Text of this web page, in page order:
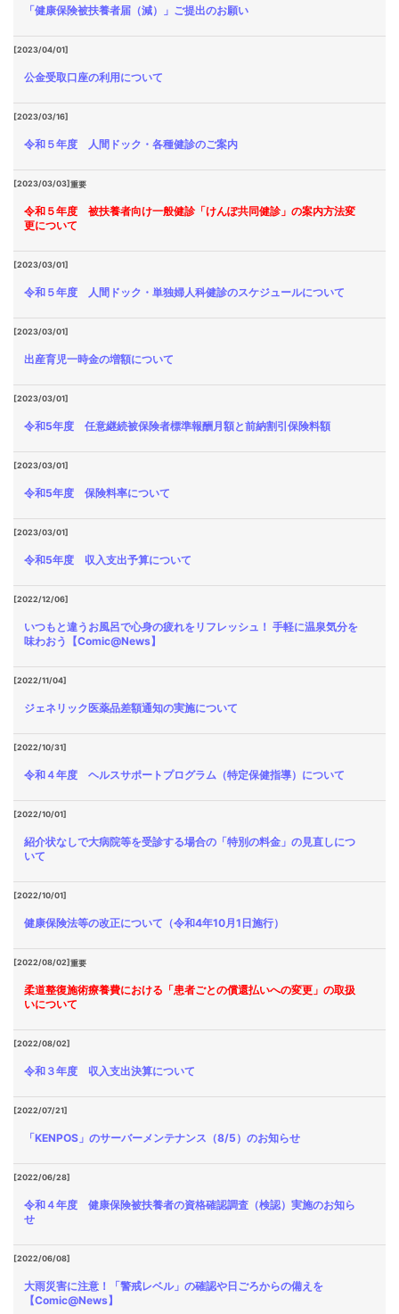
「健康保険被扶養者届（減）」ご提出のお願い
[2023/04/01]
公金受取口座の利用について
[2023/03/16]
令和５年度 人間ドック・各種健診のご案内
[2023/03/03]重要
令和５年度 被扶養者向け一般健診「けんぽ共同健診」の案内方法変
更について
[2023/03/01]
令和５年度 人間ドック・単独婦人科健診のスケジュールについて
[2023/03/01]
出産育児一時金の増額について
[2023/03/01]
令和5年度 任意継続被保険者標準報酬月額と前納割引保険料額
[2023/03/01]
令和5年度 保険料率について
[2023/03/01]
令和5年度 収入支出予算について
[2022/12/06]
いつもと違うお風呂で心身の疲れをリフレッシュ！ 手軽に温泉気分を
味わおう【Comic@News】
[2022/11/04]
ジェネリック医薬品差額通知の実施について
[2022/10/31]
令和４年度 ヘルスサポートプログラム（特定保健指導）について
[2022/10/01]
紹介状なしで大病院等を受診する場合の「特別の料金」の見直しにつ
いて
[2022/10/01]
健康保険法等の改正について（令和4年10月1日施行）
[2022/08/02]重要
柔道整復施術療養費における「患者ごとの償還払いへの変更」の取扱
いについて
[2022/08/02]
令和３年度 収入支出決算について
[2022/07/21]
「KENPOS」のサーバーメンテナンス（8/5）のお知らせ
[2022/06/28]
令和４年度 健康保険被扶養者の資格確認調査（検認）実施のお知ら
せ
[2022/06/08]
大雨災害に注意！「警戒レベル」の確認や日ごろからの備えを
【Comic@News】